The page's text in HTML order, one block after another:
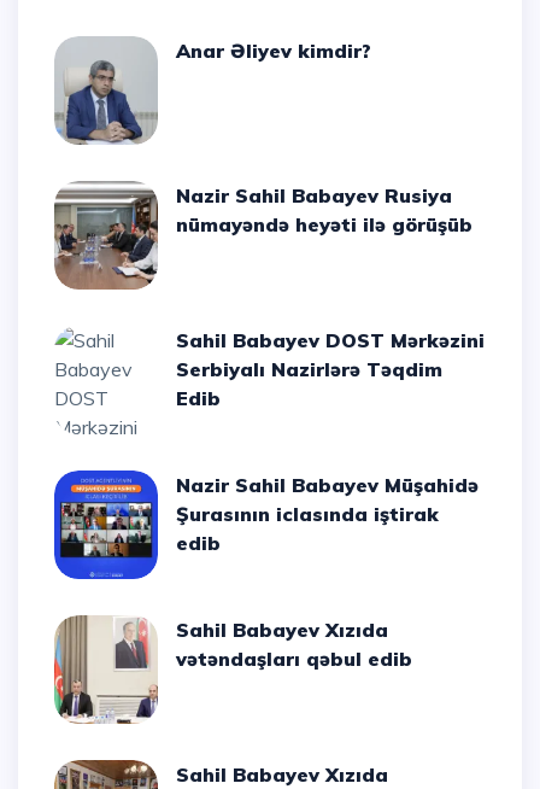
Anar Əliyev kimdir?
Nazir Sahil Babayev Rusiya
nümayəndə heyəti ilə görüşüb
Sahil Babayev DOST Mərkəzini
Serbiyalı Nazirlərə Təqdim
Edib
Nazir Sahil Babayev Müşahidə
Şurasının iclasında iştirak
edib
Sahil Babayev Xızıda
vətəndaşları qəbul edib
Sahil Babayev Xızıda